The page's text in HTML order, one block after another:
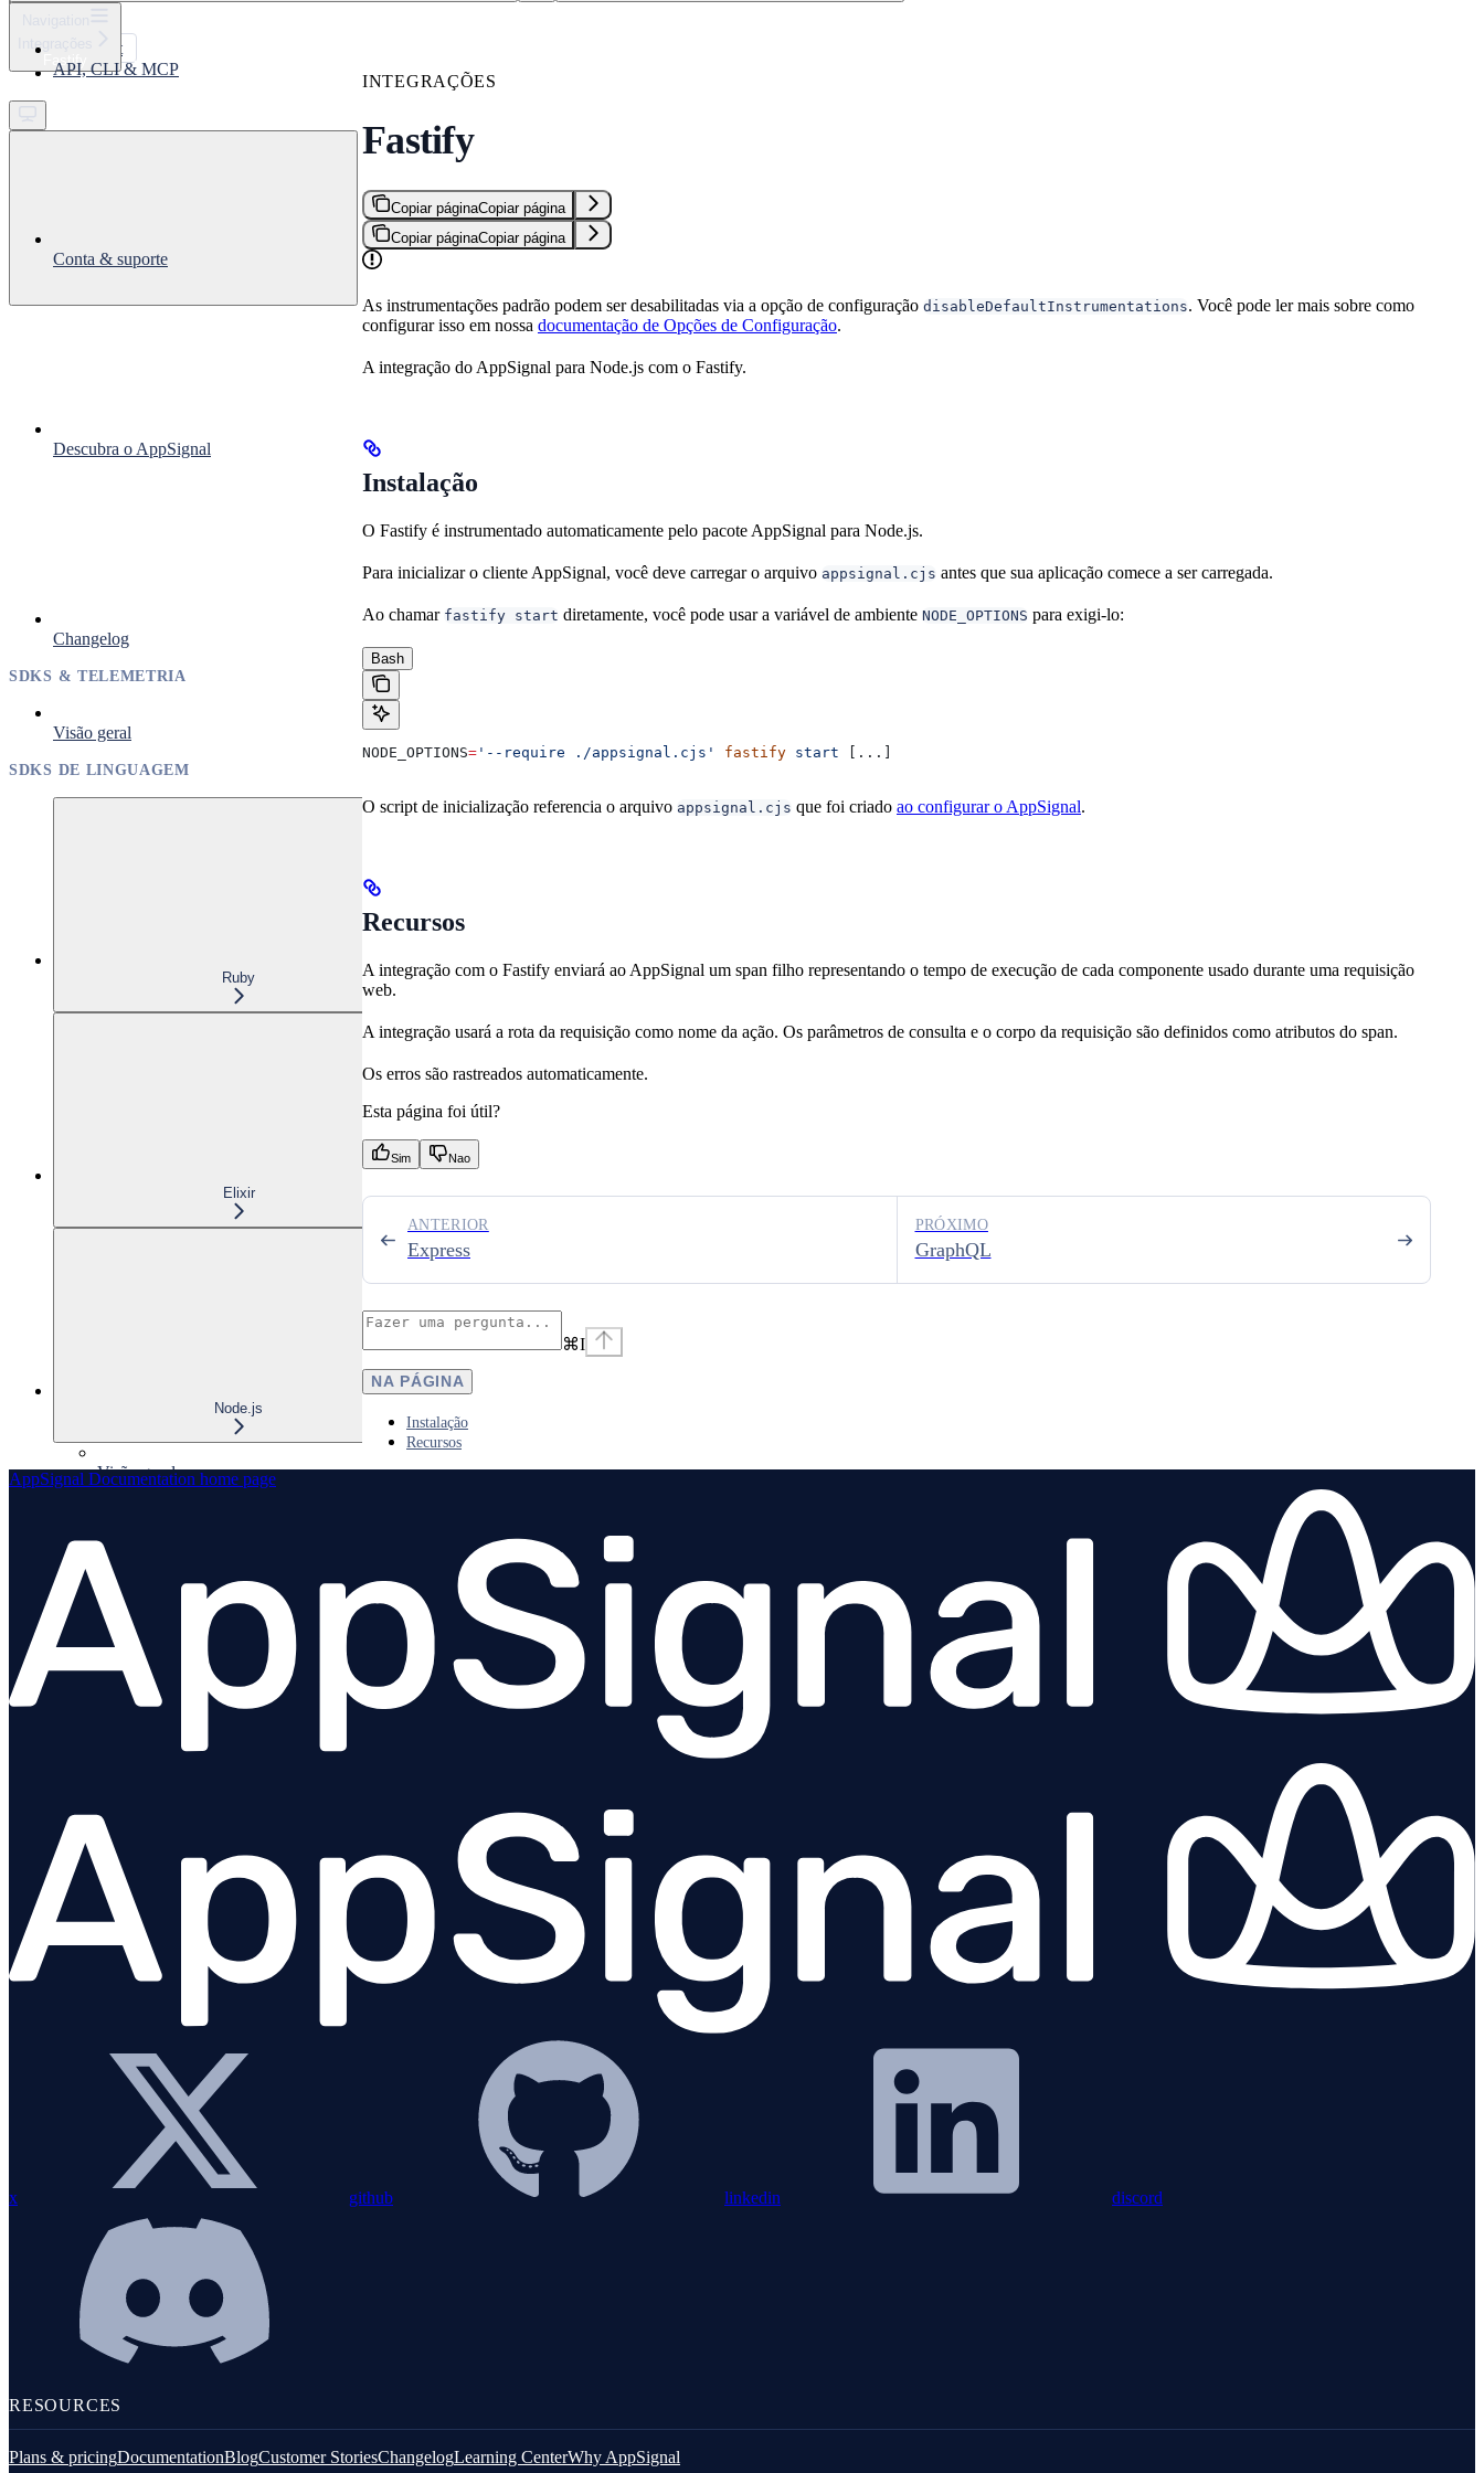
Support
Get started
Integrações
Fastify
API, CLI & MCP
Conta & suporte
Descubra o AppSignal
Changelog
SDKS & TELEMETRIA
Visão geral
SDKS DE LINGUAGEM
Ruby
Elixir
Node.js
Visão geral
Instalação
Empacotando com esbuild
Configuração
Instrumentação personalizada
Integrações
Elasticsearch
Express
Knex.js
Koa.js
MongoDB
NestJS
Node.js Core
INTEGRAÇÕES
Fastify
Copiar páginaCopiar página
Copiar páginaCopiar página
As instrumentações padrão podem ser desabilitadas via a opção de configuração disableDefaultInstrumentations. Você pode ler mais sobre como
configurar isso em nossa documentação de Opções de Configuração.
A integração do AppSignal para Node.js com o Fastify.
Instalação
O Fastify é instrumentado automaticamente pelo pacote AppSignal para Node.js.
Para inicializar o cliente AppSignal, você deve carregar o arquivo appsignal.cjs antes que sua aplicação comece a ser carregada.
Ao chamar fastify start diretamente, você pode usar a variável de ambiente NODE_OPTIONS para exigi-lo:
Bash
NODE_OPTIONS= '--require ./appsignal.cjs' fastify start [...]
O script de inicialização referencia o arquivo appsignal.cjs que foi criado ao configurar o AppSignal.
Recursos
A integração com o Fastify enviará ao AppSignal um span filho representando o tempo de execução de cada componente usado durante uma requisição
web.
A integração usará a rota da requisição como nome da ação. Os parâmetros de consulta e o corpo da requisição são definidos como atributos do span.
Os erros são rastreados automaticamente.
Esta página foi útil?
Sim Nao
Express
ANTERIOR
GraphQL
PRÓXIMO
⌘I
NA PÁGINA
Instalação
Recursos
AppSignal Documentation home page
x github linkedin discord
RESOURCES
Plans & pricingDocumentationBlogCustomer StoriesChangelogLearning CenterWhy AppSignal